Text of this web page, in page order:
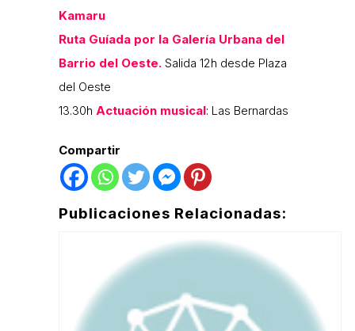
Kamaru
Ruta Guíada por la Galería Urbana del
Barrio del Oeste. Salida 12h desde Plaza
del Oeste
13.30h Actuación musical: Las Bernardas
Compartir
Publicaciones Relacionadas: